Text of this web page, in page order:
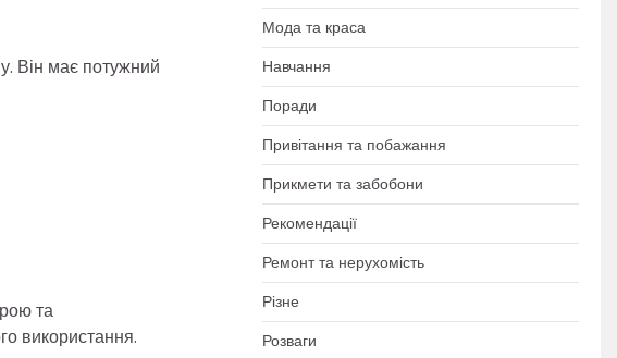
Він має потужний
та
використання.
Мода та краса
Навчання
Поради
Привітання та побажання
Прикмети та забобони
Рекомендації
Ремонт та нерухомість
Різне
Розваги